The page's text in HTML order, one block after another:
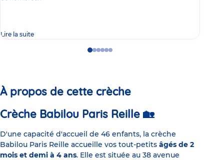
Lire la suite
GoGoGoGo
GoGo
À propos de cette crèche
Crèche Babilou Paris Reille 🏡
D'une capacité d'accueil de 46 enfants, la crèche
Babilou Paris Reille accueille vos tout-petits âgés de 2
mois et demi à 4 ans. Elle est située au 38 avenue